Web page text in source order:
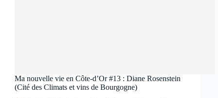
Ma nouvelle vie en Côte-d’Or #13 : Diane Rosenstein
(Cité des Climats et vins de Bourgogne)